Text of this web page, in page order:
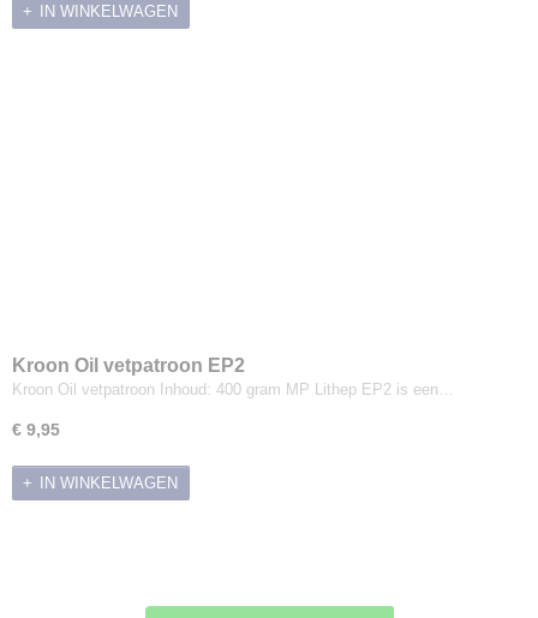
IN WINKELWAGEN
Kroon Oil vetpatroon EP2
Kroon Oil vetpatroon Inhoud: 400 gram MP Lithep EP2 is een…
€ 9,95
IN WINKELWAGEN